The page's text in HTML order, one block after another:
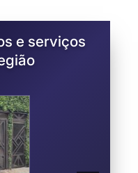
e serviços